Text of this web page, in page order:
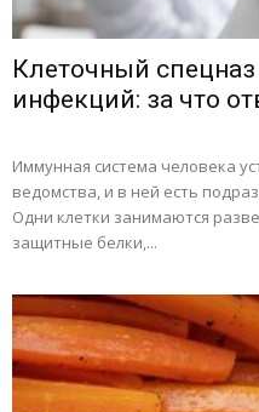
Клеточный спецназ
инфекций: за что
Иммунная система человека
ведомства, и в ней есть
Одни клетки занимаются
защитные белки,...